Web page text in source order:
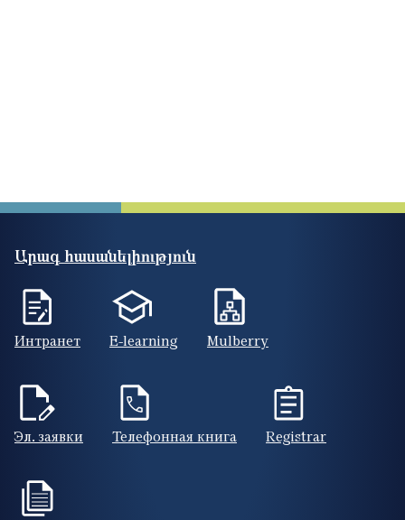
Արագ հասանելիություն
Интранет E-learning Mulberry
Эл. заявки Телефонная книга Registrar